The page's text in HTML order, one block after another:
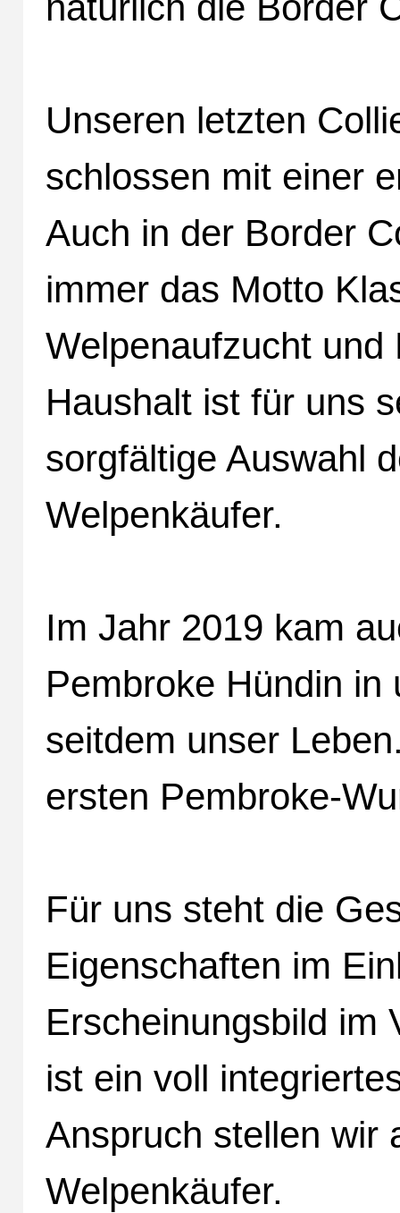
Unseren letzten
schlossen mit einer
Auch in der Border
immer das Motto
Welpenaufzucht
Haushalt ist für uns
sorgfältige Auswahl
Welpenkäufer.
Im Jahr 2019 kam
Pembroke Hündin in
seitdem unser
ersten Pembroke-
Für uns steht die
Eigenschaften im
Erscheinungsbild im
ist ein voll
Anspruch stellen wir
Welpenkäufer.